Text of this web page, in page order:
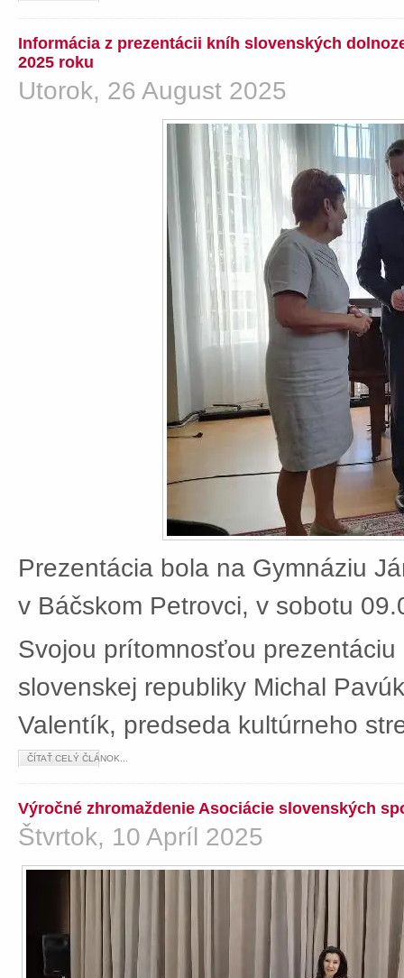
Informácia z prezentácii kníh slovenských
2025 roku
Utorok, 26 August 2025
Prezentácia bola na Gymnáziu
v Báčskom Petrovci, v sobotu
Svojou prítomnosťou
slovenskej republiky Michal
Valentík, predseda kultúrneho
ČÍTAŤ CELÝ ČLÁNOK...
Výročné zhromaždenie Asociácie slovenských
Štvrtok, 10 Apríl 2025